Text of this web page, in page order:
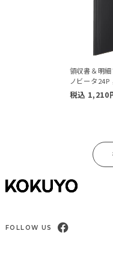
領収書＆明
ノビータ24P
税込 1,210
FOLLOW US